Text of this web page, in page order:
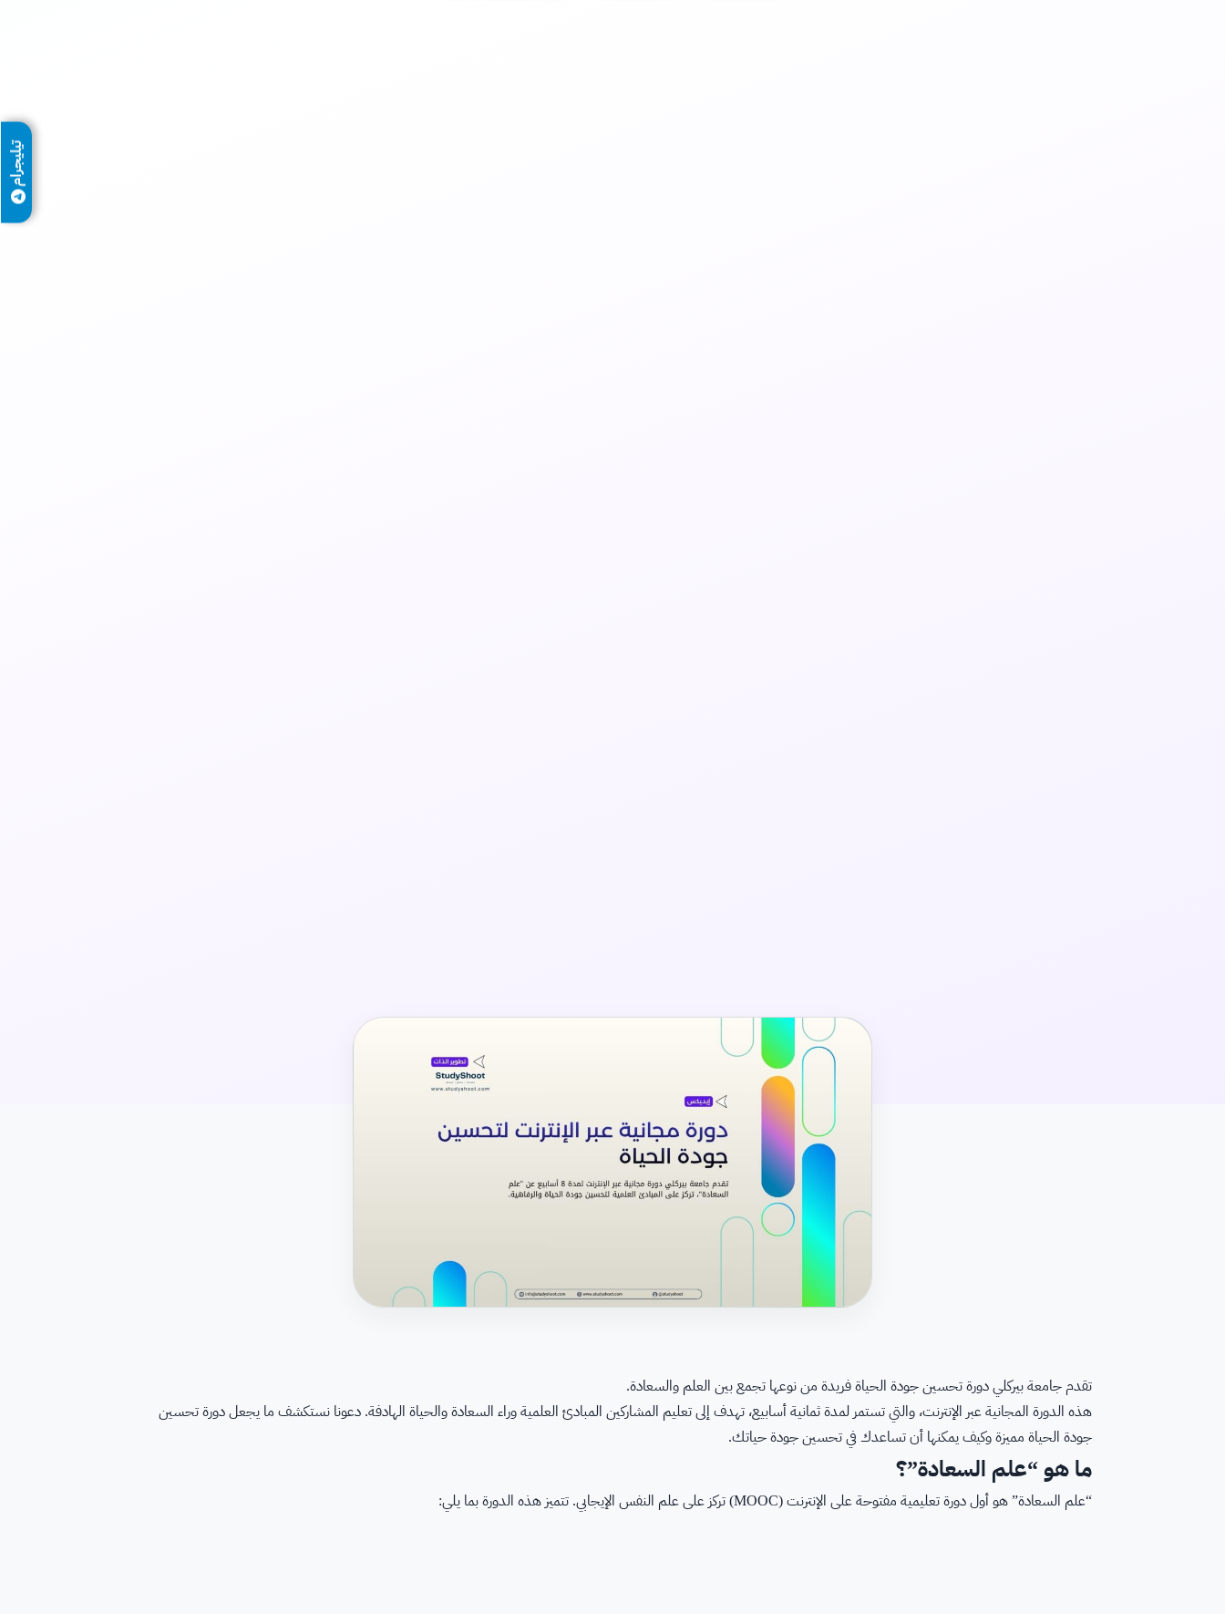
تقدم جامعة بيركلي دورة تحسين جودة الحياة فريدة من نوعها تجمع بين العلم والسعادة.
هذه الدورة المجانية عبر الإنترنت، والتي تستمر لمدة ثمانية أسابيع، تهدف إلى تعليم المشاركين المبادئ العلمية وراء السعادة والحياة الهادفة. دعونا نستكشف ما يجعل دورة تحسين
جودة الحياة مميزة وكيف يمكنها أن تساعدك في تحسين جودة حياتك.
ما هو “علم السعادة”؟
“علم السعادة” هو أول دورة تعليمية مفتوحة على الإنترنت (MOOC) تركز على علم النفس الإيجابي. تتميز هذه الدورة بما يلي:
تيليجرام